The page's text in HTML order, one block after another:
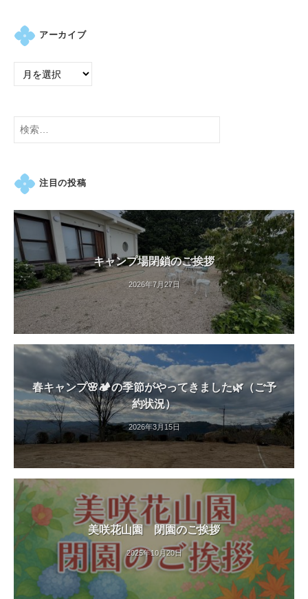
アーカイブ
検
注目の投稿
キャンプ場閉鎖のご挨拶
2026年7月27日
春キャンプ🌸🏕️の季節がやってきました🌿（ご予
約状況）
2026年3月15日
美咲花山園 閉園のご挨拶
2025年10月20日